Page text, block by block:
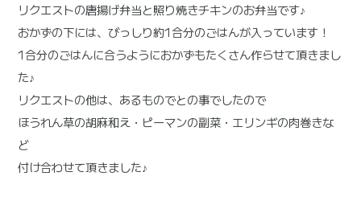
リクエストの唐揚げ弁当と照り焼きチキンのお弁当です♪
おかずの下には、びっしり約1合分のごはんが入っています！
1合分のごはんに合うようにおかずもたくさん作らせて頂きまし
た♪
リクエストの他は、あるものでとの事でしたので
ほうれん草の胡麻和え・ピーマンの副菜・エリンギの肉巻きな
ど
付け合わせて頂きました♪